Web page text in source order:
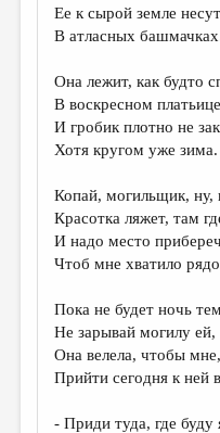
Ее к сырой земле несут
В атласных
Она лежит, как будто
В воскресном
И гробик плотно не
Хотя кругом уже зима.
Копай, могильщик, ну,
Красотка ляжет, там
И надо место
Чтоб мне хватило
Пока не будет ночь
Не зарывай могилу ей,
Она велела, чтобы мне,
Прийти сегодня к ней
- Приди туда, где буду